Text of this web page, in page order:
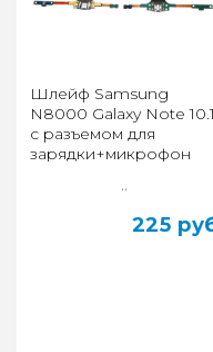
Шлейф Samsung
N8000 Galaxy Note 10.1
c разъемом для
зарядки+микрофон
..
225